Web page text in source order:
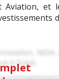
et